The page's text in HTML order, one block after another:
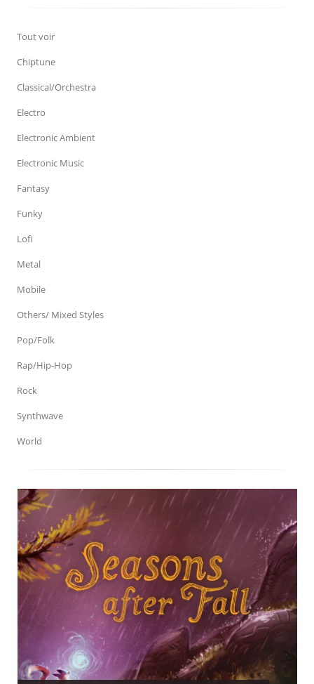
Tout voir
Chiptune
Classical/Orchestra
Electro
Electronic Ambient
Electronic Music
Fantasy
Funky
Lofi
Metal
Mobile
Others/ Mixed Styles
Pop/Folk
Rap/Hip-Hop
Rock
Synthwave
World